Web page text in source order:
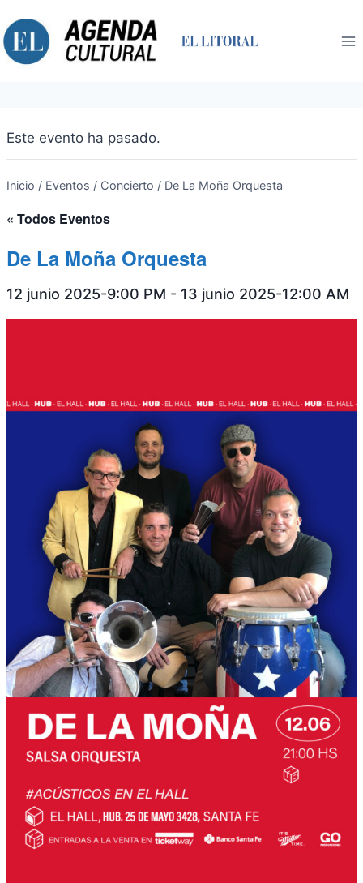
al
contenido
Este evento ha pasado.
Inicio / Eventos / Concierto / De La Moña Orquesta
« Todos Eventos
De La Moña Orquesta
12 junio 2025-9:00 PM - 13 junio 2025-12:00 AM